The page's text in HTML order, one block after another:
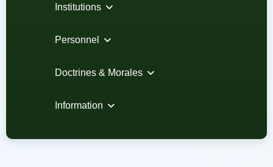
Institutions
Personnel
Doctrines & Morales
Information